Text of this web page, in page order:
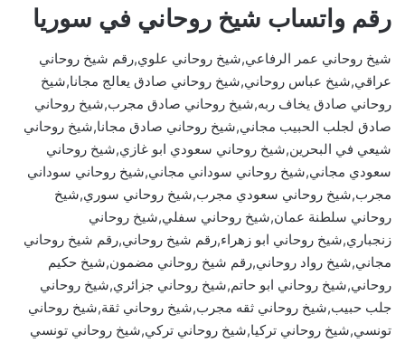
رقم واتساب شيخ روحاني في سوريا
شيخ روحاني عمر الرفاعي,شيخ روحاني علوي,رقم شيخ روحاني
عراقي,شيخ عباس روحاني,شيخ روحاني صادق يعالج مجانا,شيخ
روحاني صادق يخاف ربه,شيخ روحاني صادق مجرب,شيخ روحاني
صادق لجلب الحبيب مجاني,شيخ روحاني صادق مجانا,شيخ روحاني
شيعي في البحرين,شيخ روحاني سعودي ابو غازي,شيخ روحاني
سعودي مجاني,شيخ روحاني سوداني مجاني,شيخ روحاني سوداني
مجرب,شيخ روحاني سعودي مجرب,شيخ روحاني سوري,شيخ
روحاني سلطنة عمان,شيخ روحاني سفلي,شيخ روحاني
زنجباري,شيخ روحاني ابو زهراء,رقم شيخ روحاني,رقم شيخ روحاني
مجاني,شيخ رواد روحاني,رقم شيخ روحاني مضمون,شيخ حكيم
روحاني,شيخ روحاني ابو حاتم,شيخ روحاني جزائري,شيخ روحاني
جلب حبيب,شيخ روحاني ثقه مجرب,شيخ روحاني ثقة,شيخ روحاني
تونسي,شيخ روحاني تركيا,شيخ روحاني تركي,شيخ روحاني تونسي